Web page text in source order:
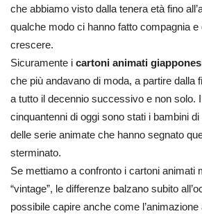
che abbiamo visto dalla tenera età fino
qualche modo ci hanno fatto compagnia e
crescere.
Sicuramente i cartoni animati
che più andavano di moda, a partire dalla
a tutto il decennio successivo e non solo.
cinquantenni di oggi sono stati i bambini di
delle serie animate che hanno segnato
sterminato.
Se mettiamo a confronto i cartoni animati
“vintage”, le differenze balzano subito
possibile capire anche come